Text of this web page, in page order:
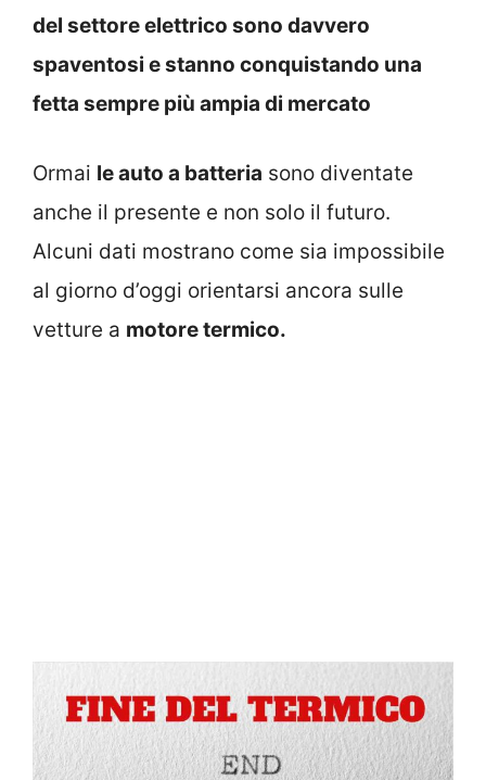
del settore elettrico sono davvero
spaventosi e stanno conquistando una
fetta sempre più ampia di mercato
Ormai le auto a batteria sono diventate
anche il presente e non solo il futuro.
Alcuni dati mostrano come sia impossibile
al giorno d’oggi orientarsi ancora sulle
vetture a motore termico.